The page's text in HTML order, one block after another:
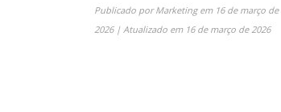
Publicado porMarketingem 16 de março de
2026| Atualizado em 16 de março de 2026